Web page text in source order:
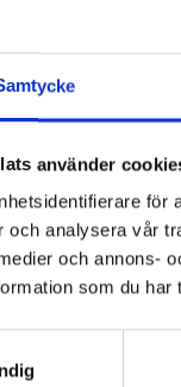
använder
för
och analysera vår
och annons-
som du